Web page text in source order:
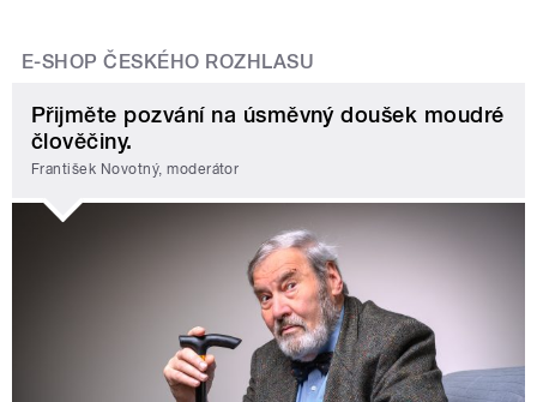
E-SHOP ČESKÉHO ROZHLASU
Přijměte pozvání na úsměvný doušek moudré
člověčiny.
František Novotný, moderátor